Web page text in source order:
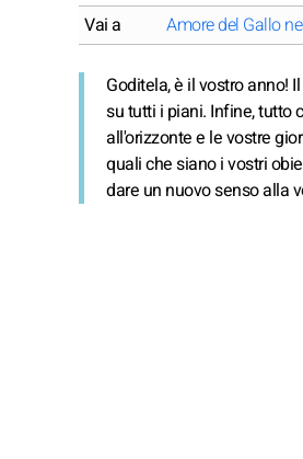
Vai a Amore del Gallo
Goditela, è il vostro anno!
su tutti i piani. Infine, tutto
all'orizzonte e le vostre
quali che siano i vostri
dare un nuovo senso alla